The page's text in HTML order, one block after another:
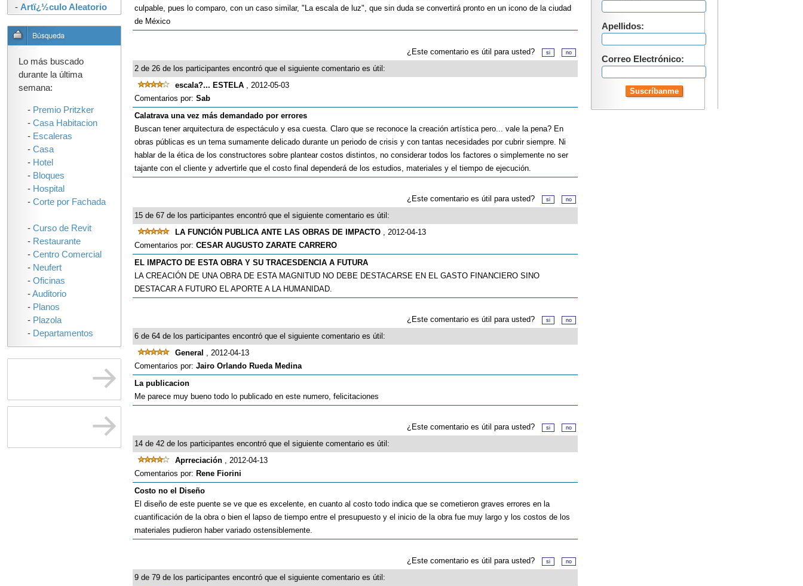
culpable, pues lo comparo, con un caso similar, "La escala de luz", que sin duda se convertirá pronto en un icono de la ciudad
de México
¿Este comentario es útil para usted?
2 de 26 de los participantes encontró que el siguiente comentario es útil:
escala?... ESTELA , 2012-05-03
Comentarios por: Sab
Calatrava una vez más demandado por errores
Buscan tener arquitectura de espectáculo y esa cuesta. Claro que se reconoce la creación artística pero... vale la pena? En
obras públicas es un tema sumamente delicado durante un periodo de crisis y con tantas necesidades por cubrir siempre. Ni
hablar de la ética de los constructores sobre plantear costos distintos, no considerar todos los factores o simplemente no ser
tajante con el cliente y advertirle que el costo final dependerá de los estudios, materiales y el tiempo de ejecución.
¿Este comentario es útil para usted?
15 de 67 de los participantes encontró que el siguiente comentario es útil:
LA FUNCIÓN PUBLICA ANTE LAS OBRAS DE IMPACTO , 2012-04-13
Comentarios por: CESAR AUGUSTO ZARATE CARRERO
EL IMPACTO DE ESTA OBRA Y SU TRACESDENCIA A FUTURA
LA CREACIÓN DE UNA OBRA DE ESTA MAGNITUD NO DEBE DESTACARSE EN EL GASTO FINANCIERO SINO
DESTACAR A FUTURO EL APORTE A LA HUMANIDAD.
¿Este comentario es útil para usted?
6 de 64 de los participantes encontró que el siguiente comentario es útil:
General , 2012-04-13
Comentarios por: Jairo Orlando Rueda Medina
La publicacion
Me parece muy bueno todo lo publicado en este numero, felicitaciones
¿Este comentario es útil para usted?
14 de 42 de los participantes encontró que el siguiente comentario es útil:
Aprreciación , 2012-04-13
Comentarios por: Rene Fiorini
Costo no el Diseño
El diseño de este puente se ve que es excelente, en cuanto al costo todo indica que se cometieron graves errores en la
cuantificación de la obra o bien el lapso de tiempo entre el presupuesto y el inicio de la obra fue muy largo y los costos de los
materiales pudieron haber variado ostensiblemente.
¿Este comentario es útil para usted?
9 de 79 de los participantes encontró que el siguiente comentario es útil:
Apellidos:
Correo Electrónico:
- Artï¿½culo Aleatorio
Lo más buscado
durante la última
semana:
- Premio Pritzker
- Casa Habitacion
- Escaleras
- Casa
- Hotel
- Bloques
- Hospital
- Corte por Fachada
- Curso de Revit
- Restaurante
- Centro Comercial
- Neufert
- Oficinas
-Auditorio
- Planos
- Plazola
- Departamentos